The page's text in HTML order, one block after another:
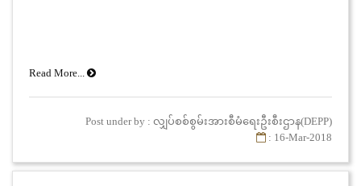
Read More...
Post under by : လျှပ်စစ်စွမ်းအားစီမံရေးဦးစီးဌာန(DEPP)
: 16-Mar-2018